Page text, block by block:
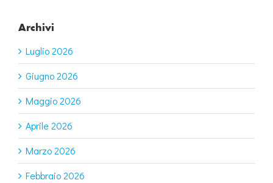
Archivi
Luglio 2026
Giugno 2026
Maggio 2026
Aprile 2026
Marzo 2026
Febbraio 2026